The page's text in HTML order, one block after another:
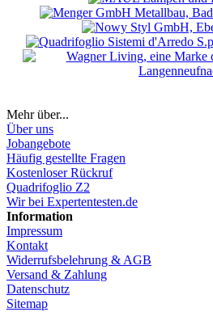
Mehr über...
Über uns
Jobangebote
Häufig gestellte Fragen
Kostenloser Rückruf
Quadrifoglio Z2
Wir bei Expertentesten.de
Information
Impressum
Kontakt
Widerrufsbelehrung & AGB
Versand & Zahlung
Datenschutz
Sitemap